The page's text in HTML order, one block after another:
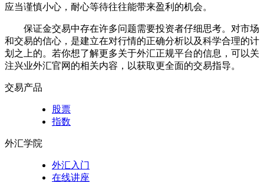
应当谨慎小心，耐心等待往往能带来盈利的机会。
保证金交易中存在许多问题需要投资者仔细思考。对市场
和交易的信心，是建立在对行情的正确分析以及科学合理的计
划之上的。若你想了解更多关于外汇正规平台的信息，可以关
注兴业外汇官网的相关内容，以获取更全面的交易指导。
交易产品
股票
指数
外汇学院
外汇入门
在线讲座